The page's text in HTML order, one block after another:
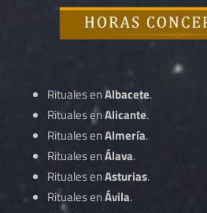
Rituales enAlbacete.
Rituales enAlicante.
Rituales enAlmería.
Rituales enÁlava.
Rituales enAsturias.
Rituales enÁvila.